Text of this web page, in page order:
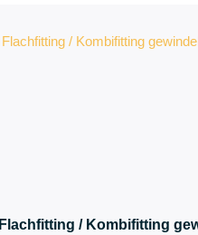
/ Kombifitting